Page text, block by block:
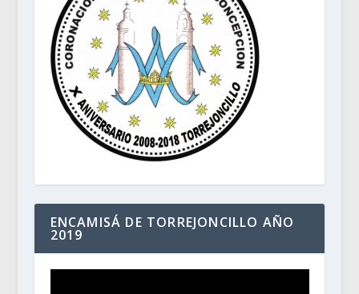
ENCAMISÁ DE TORREJONCILLO AÑO
2019